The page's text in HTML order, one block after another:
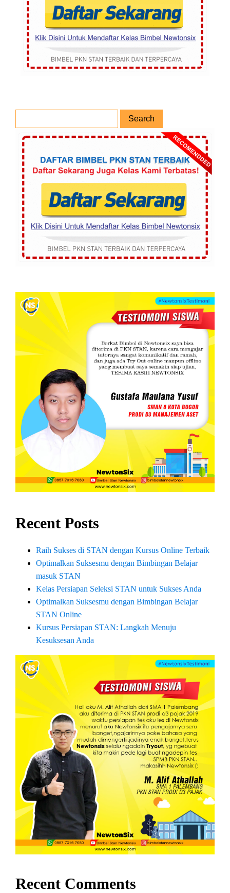
Recent Posts
Raih Sukses di STAN dengan Kursus Online Terbaik
Optimalkan Suksesmu dengan Bimbingan Belajar
masuk STAN
Kelas Persiapan Seleksi STAN untuk Sukses Anda
Optimalkan Suksesmu dengan Bimbingan Belajar
STAN Online
Kursus Persiapan STAN: Langkah Menuju
Kesuksesan Anda
Recent Comments